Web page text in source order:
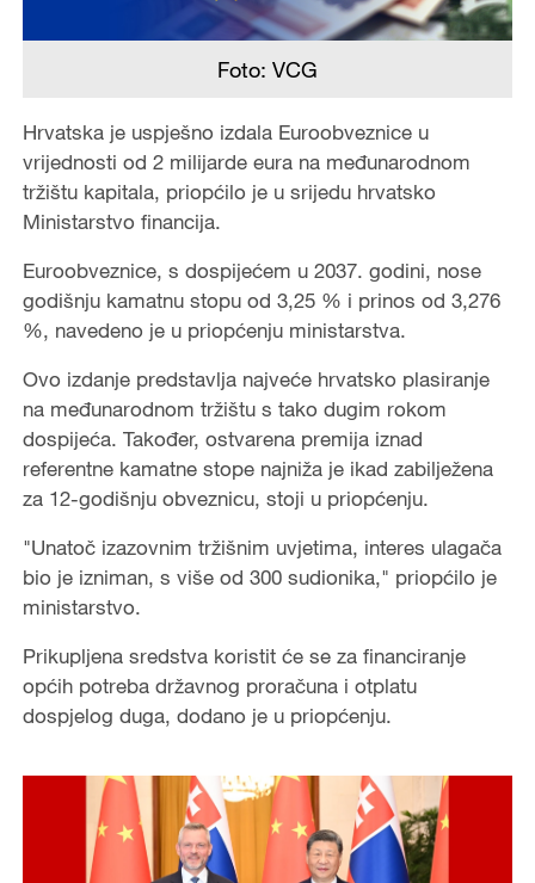
Foto: VCG
Hrvatska je uspješno izdala Euroobveznice u
vrijednosti od 2 milijarde eura na međunarodnom
tržištu kapitala, priopćilo je u srijedu hrvatsko
Ministarstvo financija.
Euroobveznice, s dospijećem u 2037. godini, nose
godišnju kamatnu stopu od 3,25 % i prinos od 3,276
%, navedeno je u priopćenju ministarstva.
Ovo izdanje predstavlja najveće hrvatsko plasiranje
na međunarodnom tržištu s tako dugim rokom
dospijeća. Također, ostvarena premija iznad
referentne kamatne stope najniža je ikad zabilježena
za 12-godišnju obveznicu, stoji u priopćenju.
"Unatoč izazovnim tržišnim uvjetima, interes ulagača
bio je izniman, s više od 300 sudionika," priopćilo je
ministarstvo.
Prikupljena sredstva koristit će se za financiranje
općih potreba državnog proračuna i otplatu
dospjelog duga, dodano je u priopćenju.